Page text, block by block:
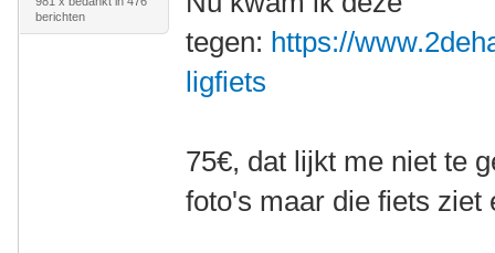
berichten
tegen: https://
ligfiets
75€, dat lijkt me niet te
foto's maar die fiets ziet